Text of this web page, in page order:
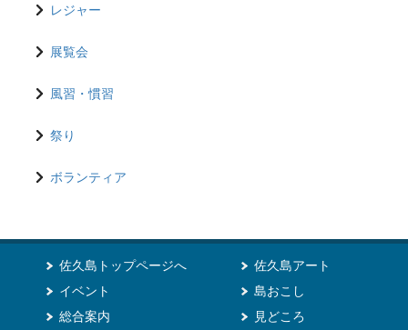
レジャー
展覧会
風習・慣習
祭り
ボランティア
佐久島トップページへ
イベント
総合案内
佐久島アート
島おこし
見どころ